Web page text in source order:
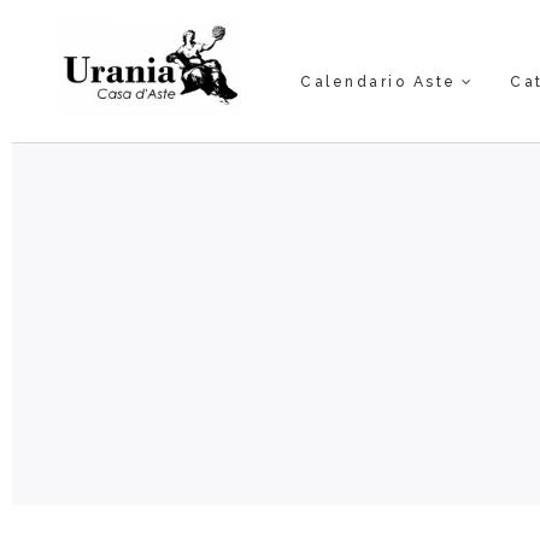
Calendario Aste